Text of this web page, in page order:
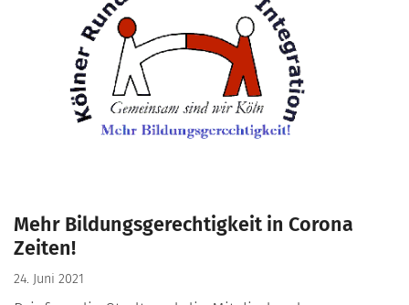
Mehr Bildungsgerechtigkeit in Corona
Zeiten!
24. Juni 2021